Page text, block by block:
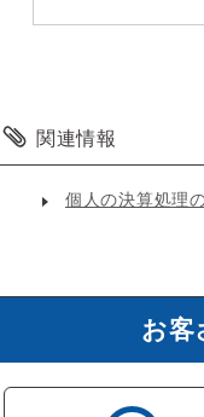
関連情報
個人の決算処理
お客